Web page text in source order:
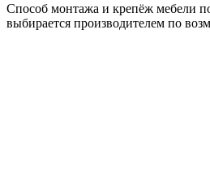
Способ монтажа и крепёж мебели
выбирается производителем по